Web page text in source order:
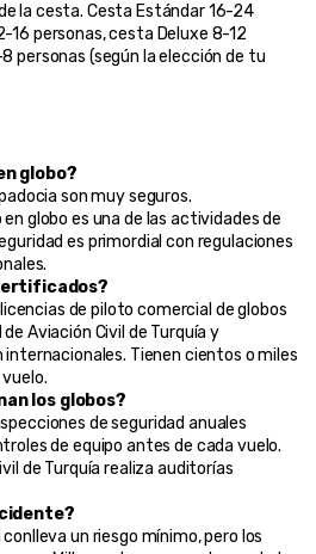
la cesta. Cesta Estándar 16-24
personas, cesta Deluxe 8-12
personas (según la elección de tu
globo?
son muy seguros.
globo es una de las actividades de
es primordial con regulaciones
de piloto comercial de globos
Aviación Civil de Turquía y
Tienen cientos o miles
los globos?
de seguridad anuales
de equipo antes de cada vuelo.
de Turquía realiza auditorías
un riesgo mínimo, pero los